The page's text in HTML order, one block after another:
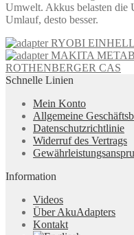
Umwelt. Akkus belasten die
Umlauf, desto besser.
ROTHENBERGER CAS
Schnelle Linien
Mein Konto
Allgemeine
Datenschutzrichtlinie
Widerruf des Vertrags
Information
Videos
Über AkuAdapters
Kontakt